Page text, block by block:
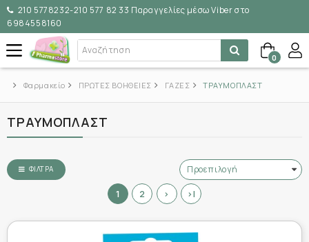
210 5778232-210 577 82 33 Παραγγελίες μέσω Viber στο
6984558160
0
Φαρμακείο ΠΡΩΤΕΣ ΒΟΗΘΕΙΕΣ ΓΑΖΕΣ ΤΡΑΥΜΟΠΛΑΣΤ
ΤΡΑΥΜΟΠΛΑΣΤ
ΦΊΛΤΡΑ
1 2 > >|